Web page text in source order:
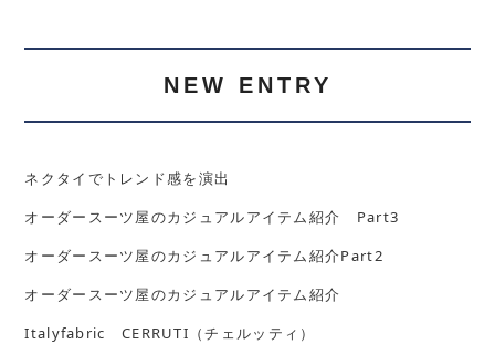
NEW ENTRY
ネクタイでトレンド感を演出
オーダースーツ屋のカジュアルアイテム紹介 Part3
オーダースーツ屋のカジュアルアイテム紹介Part2
オーダースーツ屋のカジュアルアイテム紹介
Italyfabric CERRUTI（チェルッティ）